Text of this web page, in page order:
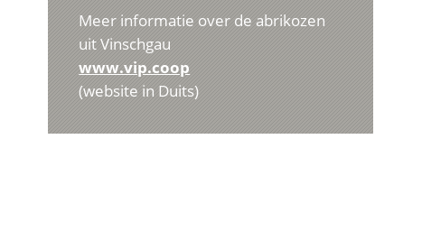
Meer informatie over de abrikozen
uit Vinschgau
www.vip.coop
(website in Duits)